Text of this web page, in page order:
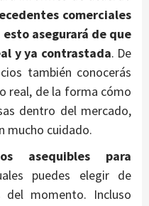
comerciales
asegurará de que
y ya contrastada. De
también conocerás
real, de la forma cómo
dentro del mercado,
mucho cuidado.
asequibles para
puedes elegir de
del momento. Incluso